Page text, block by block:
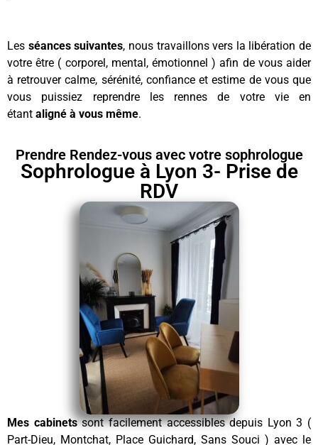
Les séances suivantes, nous travaillons vers la libération de
votre être ( corporel, mental, émotionnel ) afin de vous aider
à retrouver calme, sérénité, confiance et estime de vous que
vous puissiez reprendre les rennes de votre vie en
étant aligné à vous même.
Prendre Rendez-vous avec votre sophrologue
Sophrologue à Lyon 3- Prise de
RDV
Mes cabinetssont facilement accessibles depuis Lyon 3 (
Part-Dieu, Montchat, Place Guichard, Sans Souci ) avec le